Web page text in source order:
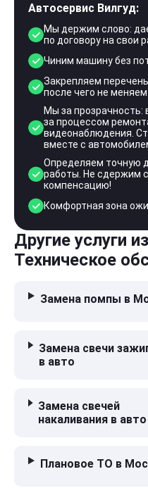
Автосервис Вилгуд:
Мы держим слово:
по договору на свои
Чиним машину без
Закрепляем
после чего не
Мы за
за процессом
видеонаблюдения.
вместе с
Определяем точную
работы. Не сдержим
компенсацию!
Комфортная зона
Другие услуги
Техническое
Замена помпы в
Замена свечи
в авто
Замена свечей
накаливания в авто
Плановое ТО в